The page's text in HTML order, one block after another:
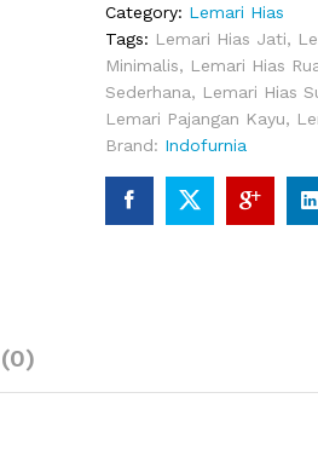
Category: Lemari Hias
Tags: Lemari Hias Jati,
Minimalis, Lemari Hias
Sederhana, Lemari Hias
Lemari Pajangan Kayu,
Brand: Indofurnia